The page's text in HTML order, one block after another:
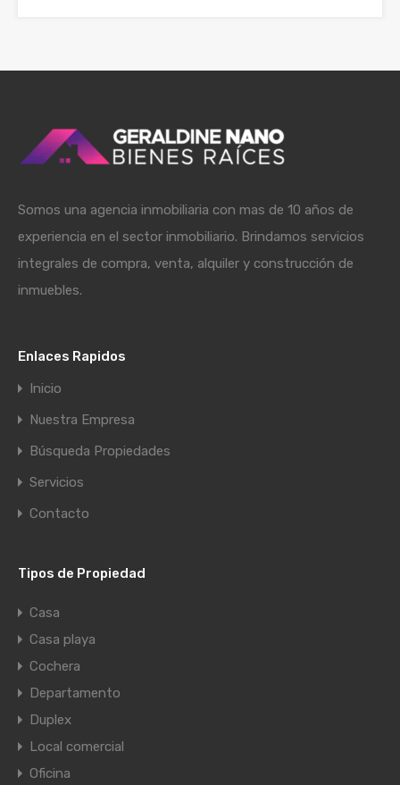
Somos una agencia inmobiliaria con mas de 10 años de
experiencia en el sector inmobiliario. Brindamos servicios
integrales de compra, venta, alquiler y construcción de
inmuebles.
Enlaces Rapidos
Inicio
Nuestra Empresa
Búsqueda Propiedades
Servicios
Contacto
Tipos de Propiedad
Casa
Casa playa
Cochera
Departamento
Duplex
Local comercial
Oficina